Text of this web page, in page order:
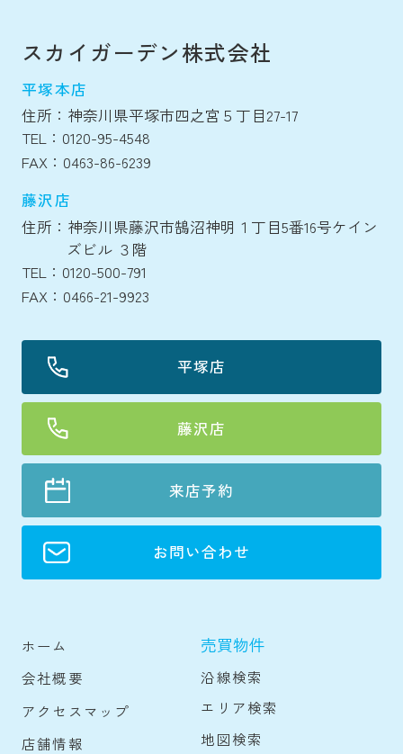
スカイガーデン株式会社
平塚本店
住所：神奈川県平塚市四之宮５丁目27-17
TEL：0120-95-4548
FAX：0463-86-6239
藤沢店
住所：神奈川県藤沢市鵠沼神明１丁目5番16号ケイン
ズビル ３階
TEL：0120-500-791
FAX：0466-21-9923
平塚店
藤沢店
来店予約
お問い合わせ
ホーム
会社概要
アクセスマップ
店舗情報
売買物件
沿線検索
エリア検索
地図検索